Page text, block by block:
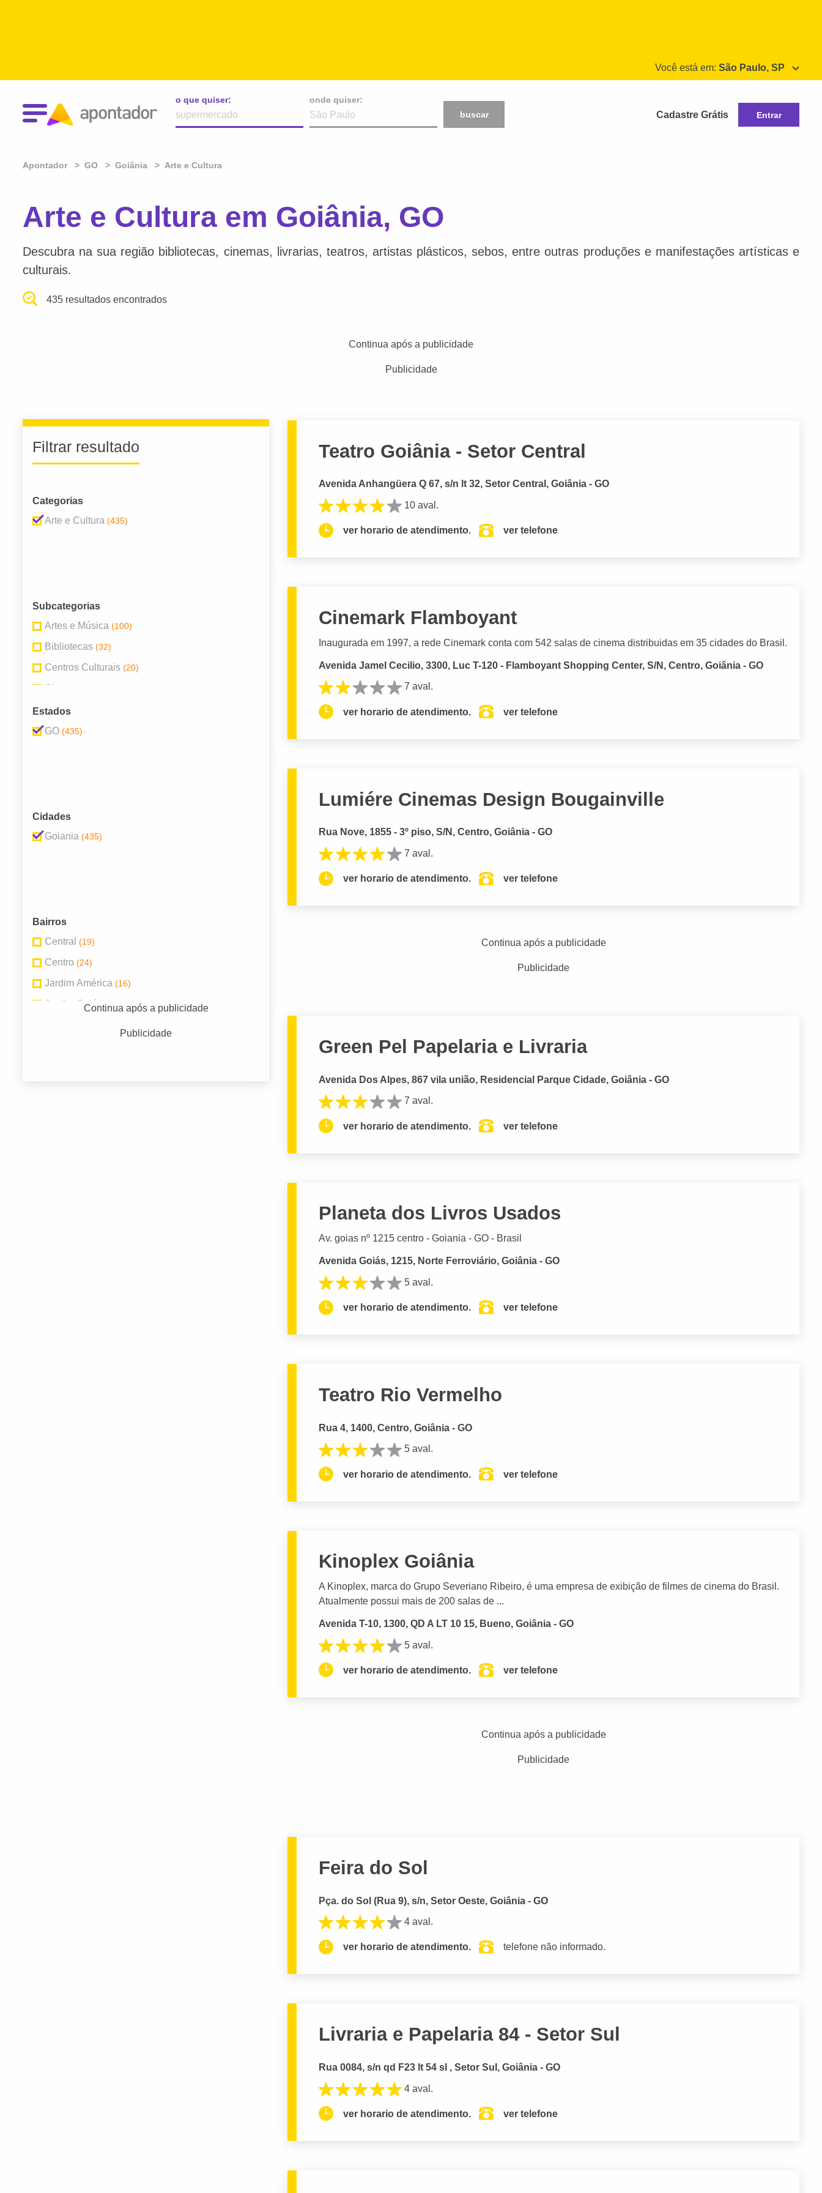
Você está em: São Paulo, SP
o que quiser:
onde quiser:
buscar
Cadastre Grátis Entrar
Apontador GO Goiânia Arte e Cultura
Arte e Cultura em Goiânia, GO
Descubra na sua região bibliotecas, cinemas, livrarias, teatros, artistas plásticos, sebos, entre outras produções e manifestações artísticas e
culturais.
435 resultados encontrados
Continua após a publicidade
Publicidade
Filtrar resultado
Categorias
Arte e Cultura (435)
Subcategorias
Artes e Música (100)
Bibliotecas (32)
Centros Culturais (20)
Cinema
Cultura
Galerias(4)
Teatros
Estados
GO (435)
Cidades
Goiania (435)
Bairros
Central (19)
Centro (24)
Jardim América (16)
Jardim Goiás(12)
Continua após a publicidade
Publicidade
Teatro Goiânia - Setor Central
Avenida Anhangüera Q 67, s/n lt 32, Setor Central, Goiânia - GO
10 aval.
ver horario de atendimento. ver telefone
Cinemark Flamboyant
Inaugurada em 1997, a rede Cinemark conta com 542 salas de cinema distribuidas em 35 cidades do Brasil.
Avenida Jamel Cecilio, 3300, Luc T-120 - Flamboyant Shopping Center, S/N, Centro, Goiânia - GO
7 aval.
ver horario de atendimento. ver telefone
Lumiére Cinemas Design Bougainville
Rua Nove, 1855 - 3º piso, S/N, Centro, Goiânia - GO
7 aval.
ver horario de atendimento. ver telefone
Continua após a publicidade
Publicidade
Green Pel Papelaria e Livraria
Avenida Dos Alpes, 867 vila união, Residencial Parque Cidade, Goiânia - GO
7 aval.
ver horario de atendimento. ver telefone
Planeta dos Livros Usados
Av. goias nº 1215 centro - Goiania - GO - Brasil
Avenida Goiás, 1215, Norte Ferroviário, Goiânia - GO
5 aval.
ver horario de atendimento. ver telefone
Teatro Rio Vermelho
Rua 4, 1400, Centro, Goiânia - GO
5 aval.
ver horario de atendimento. ver telefone
Kinoplex Goiânia
A Kinoplex, marca do Grupo Severiano Ribeiro, é uma empresa de exibição de filmes de cinema do Brasil.
Atualmente possui mais de 200 salas de ...
Avenida T-10, 1300, QD A LT 10 15, Bueno, Goiânia - GO
5 aval.
ver horario de atendimento. ver telefone
Continua após a publicidade
Publicidade
Feira do Sol
Pça. do Sol (Rua 9), s/n, Setor Oeste, Goiânia - GO
4 aval.
ver horario de atendimento. telefone não informado.
Livraria e Papelaria 84 - Setor Sul
Rua 0084, s/n qd F23 lt 54 sl , Setor Sul, Goiânia - GO
4 aval.
ver horario de atendimento. ver telefone